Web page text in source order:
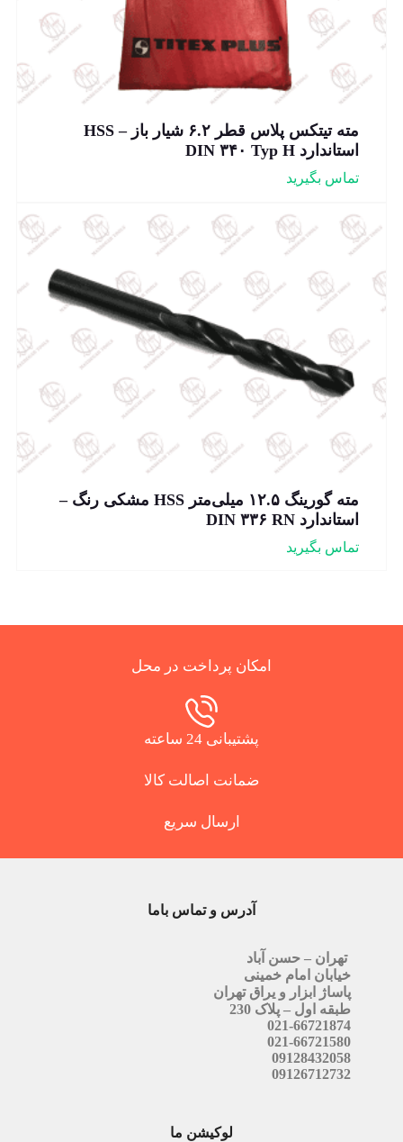
مته تیتکس پلاس قطر ۶.۲ شیار باز – HSS
استاندارد DIN ۳۴۰ Typ H
تماس بگیرید
مته گورینگ ۱۲.۵ میلی‌متر HSS مشکی رنگ –
استاندارد DIN ۳۳۶ RN
تماس بگیرید
امکان پرداخت در محل
پشتیبانی 24 ساعته
ضمانت اصالت کالا
ارسال سریع
آدرس و تماس باما
تهران – حسن آباد
خیابان امام خمینی
پاساژ ابزار و یراق تهران
طبقه اول – پلاک 230
021-66721874
021-66721580
09128432058
09126712732
لوکیشن ما